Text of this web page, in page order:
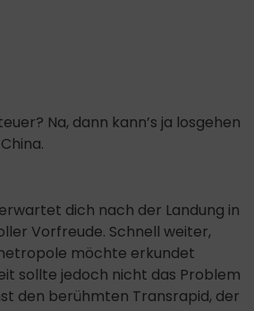
Na, dann kann’s ja losgehen
dich nach der Landung in
Vorfreude. Schnell weiter,
möchte erkundet
sollte jedoch nicht das Problem
den berühmten Transrapid, der